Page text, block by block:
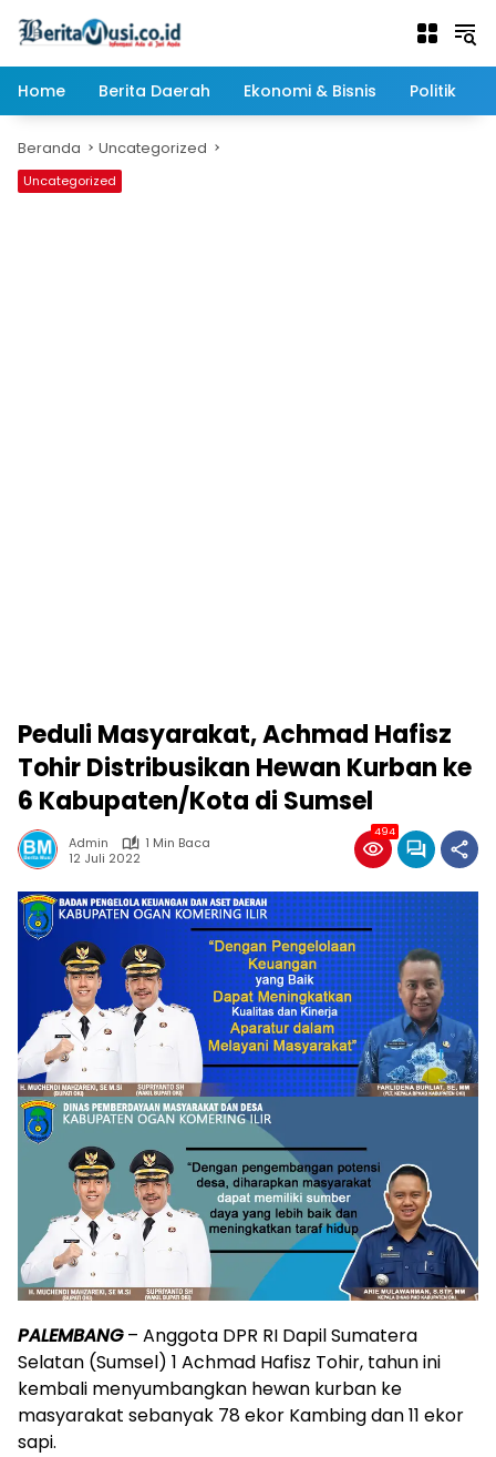
Home
Berita Daerah Ekonomi & Bisnis Politik
Beranda Uncategorized
Uncategorized
Peduli Masyarakat, Achmad Hafisz
Tohir Distribusikan Hewan Kurban ke
6 Kabupaten/Kota di Sumsel
Admin
1 Min Baca
12 Juli 2022
494
PALEMBANG– Anggota DPR RI Dapil Sumatera
Selatan (Sumsel) 1 Achmad Hafisz Tohir, tahun ini
kembali menyumbangkan hewan kurban ke
masyarakat sebanyak 78 ekor Kambing dan 11 ekor
sapi.